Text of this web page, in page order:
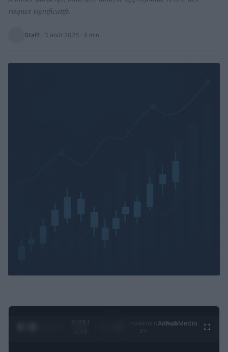
risques significatifs.
Staff · 3 août 2025 · 4 min
0:29 /
Ad hubMedia